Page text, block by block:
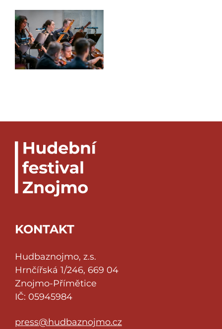
KONTAKT
Hudbaznojmo, z.s.
Hrnčířská 1/246, 669 04
Znojmo-Přímětice
IČ: 05945984
press@hudbaznojmo.cz